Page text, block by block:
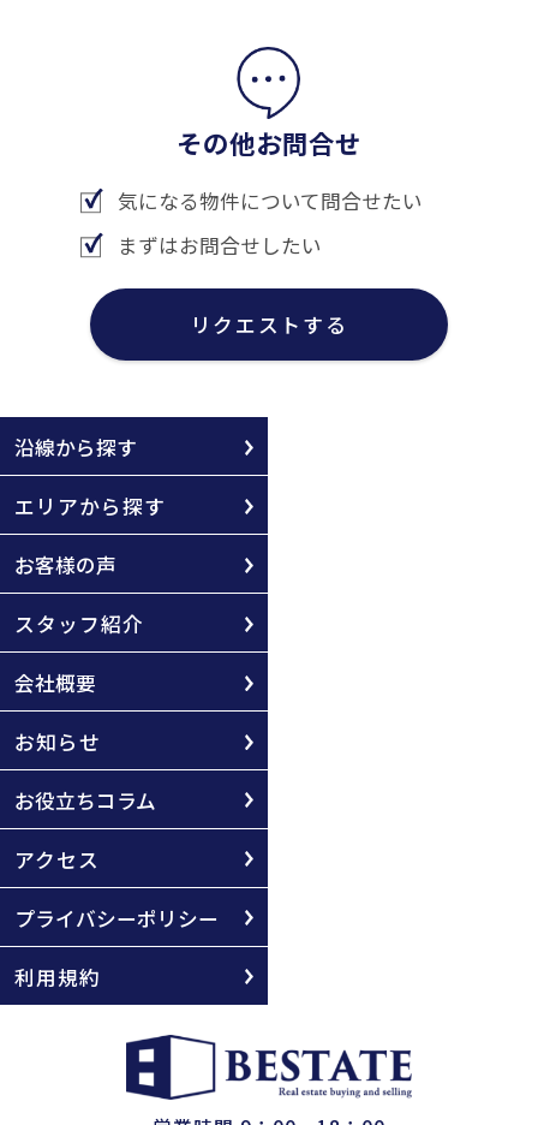
その他お問合せ
気になる物件について問合せたい
まずはお問合せしたい
リクエストする
沿線から探す
エリアから探す
お客様の声
スタッフ紹介
会社概要
お知らせ
お役立ちコラム
アクセス
プライバシーポリシー
利用規約